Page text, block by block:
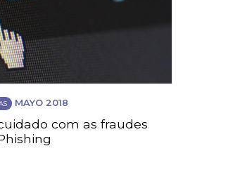
MAYO 2018
com as fraudes